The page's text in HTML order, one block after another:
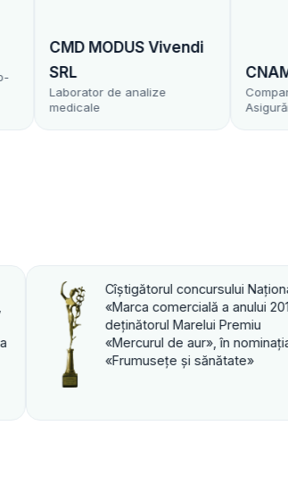
Vivendi
analize
Compania Naţională de
Asigurări în Medicină
2010»,
Cîştigătorul concursului
«Marca comercială a
deţinătorul Marelui
«Mercurul de aur», în
«PROFI».